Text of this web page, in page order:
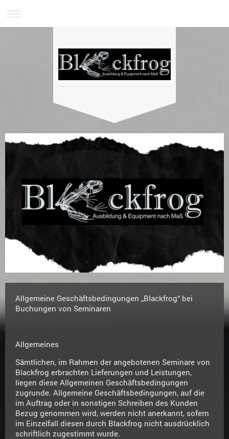
Allgemeine Geschäftsbedingungen „Blackfrog“ bei
Buchungen von Seminaren
Allgemeines
Sämtlichen, im Rahmen der angebotenen Seminare von
Blackfrog erbrachten Lieferungen und Leistungen,
liegen diese Allgemeinen Geschäftsbedingungen
zugrunde. Allgemeine Geschäftsbedingungen, auf die
im Auftrag oder in sonstigen Schreiben des Kunden
Bezug genommen wird, werden nicht anerkannt, sofern
im Einzelfall diesen durch Blackfrog nicht ausdrücklich
schriftlich zugestimmt wurde.